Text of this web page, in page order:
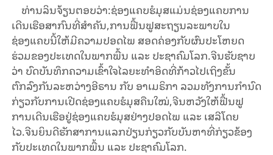
ທ່ານລິນຈ້ຽນຕອບວ່າ:ຊ່ອງແຄບຮໍມຸສແມ່ນຊ່ອງແຄບການ
ເດີນເຮືອສາກົນທີ່ສຳຄັນ,ການຟື້ນຟູສະຖຽນລະພາບໃນ
ຊ່ອງແຄບນີ້ໃຫ້ມີຄວາມປອດໄພ ສອດຄ່ອງກັບຜົນປະໂຫຍດ
ຮ່ວມຂອງປະເທດໃນພາກພື້ນ ແລະ ປະຊາຄົມໂລກ.ຈີນຮັບຊາບ
ວ່າ ບົດບັນທຶກຄວາມເຂົ້າໃຈໄລຍະທຳອິດທີ່ກ້າວໄປເຖິງຂັ້ນ
ຕົກລົງກັນລະຫວ່າງອີຣານ ກັບ ອາເມຣິກາ ລວມທັງການກຳນົດ
ກ່ຽວກັບການເປີດຊ່ອງແຄບຮໍມຸສຄືນໃໝ່,ຈີນຫວັງໃຫ້ຟື້ນຟູ
ການເດີນເຮືອຢູ່ຊ່ອງແຄບຮໍມຸສຢ່າງປອດໄພ ແລະ ເສລີໂດຍ
ໄວ.ຈີນຍິນດີຮັກສາການແລກປ່ຽນກ່ຽວກັບບັນຫາທີ່ກ່ຽວຂ້ອງ
ກັບປະເທດໃນພາກພື້ນ ແລະ ປະຊາຄົມໂລກ.